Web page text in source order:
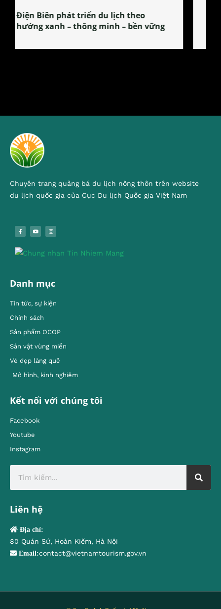
Làng làm bánh tẻ Phú Nhi – nơi lan
tỏa đặc sản xứ Đoài
Chuyên trang quảng bá du lịch nông thôn trên website
du lịch quốc gia của Cục Du lịch Quốc gia Việt Nam
Danh mục
Tin tức, sự kiện
Chính sách
Sản phẩm OCOP
Sản vật vùng miền
Vẻ đẹp làng quê
Mô hình, kinh nghiêm
Kết nối với chúng tôi
Facebook
Youtube
Instagram
Liên hệ
Địa chỉ:
80 Quán Sứ, Hoàn Kiếm, Hà Nội
Email:contact@vietnamtourism.gov.vn